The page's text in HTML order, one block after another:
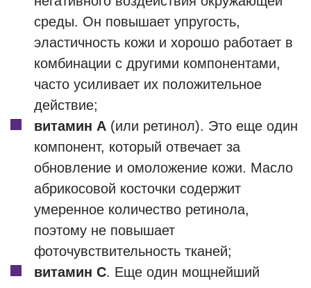
среды. Он повышает упругость,
эластичность кожи и хорошо работает в
комбинации с другими компонентами,
часто усиливает их положительное
действие;
витамин А (или ретинол). Это еще один
компонент, который отвечает за
обновление и омоложение кожи. Масло
абрикосовой косточки содержит
умеренное количество ретинола,
поэтому не повышает
фоточувствительность тканей;
витамин С. Еще один мощнейший